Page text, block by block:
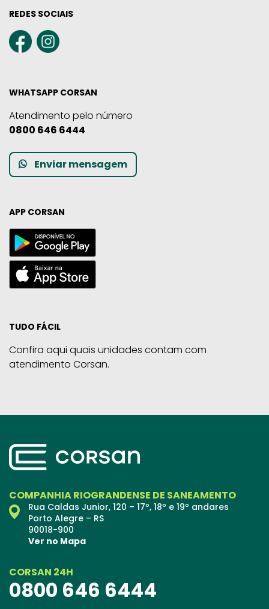
REDES SOCIAIS
WHATSAPP CORSAN
Atendimento pelo número
0800 646 6444
Enviar mensagem
APP CORSAN
TUDO FÁCIL
Confira aqui quais unidades contam com
atendimento Corsan.
COMPANHIA RIOGRANDENSE DE SANEAMENTO
Rua Caldas Junior, 120 – 17º, 18º e 19º andares
Porto Alegre – RS
90018-900
Ver no Mapa
CORSAN 24H
0800 646 6444